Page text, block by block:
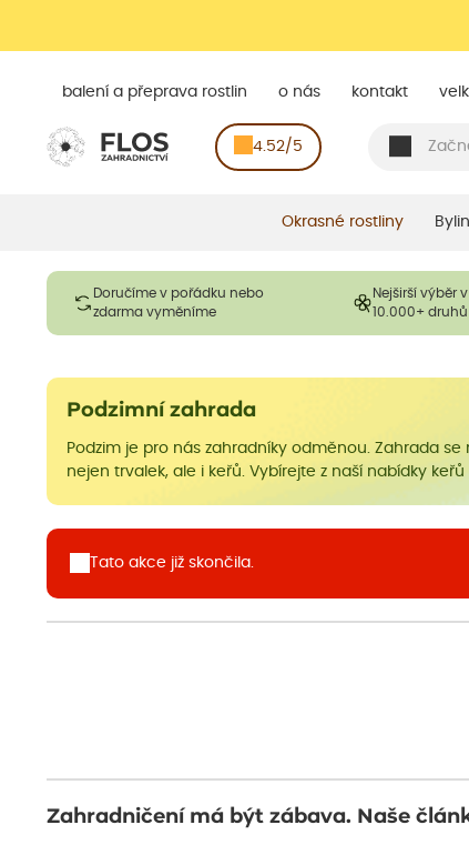
balení a přeprava rostlin o nás kontakt
4.52/5
Okrasné rostliny
Doručíme v pořádku nebo
zdarma vyměníme
Nejširší výběr v
10.000+
Podzimní zahrada
Podzim je pro nás zahradníky odměnou. Zahrada
nejen trvalek, ale i keřů. Vybírejte z naší nabídky keřů
Tato akce již skončila.
Zahradničení má být zábava. Naše